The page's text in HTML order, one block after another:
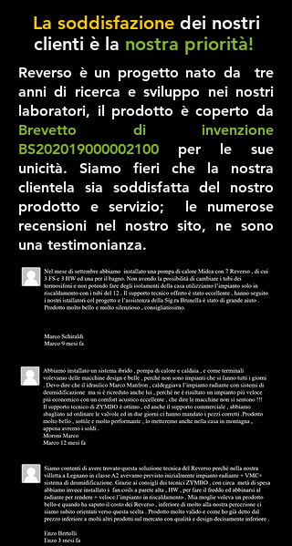
La soddisfazione dei nostri
clienti è la nostra priorità!
Reverso è un progetto nato da tre
anni di ricerca e sviluppo nei nostri
laboratori, il prodotto è coperto da
Brevetto di invenzione
BS202019000002100 per le sue
unicità. Siamo fieri che la nostra
clientela sia soddisfatta del nostro
prodotto e servizio; le numerose
recensioni nel nostro sito, ne sono
una testimonianza.